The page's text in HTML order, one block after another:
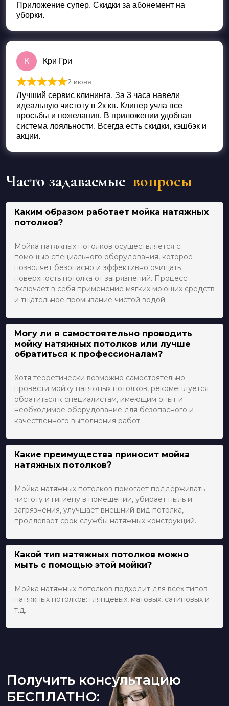
Приложение супер. Скидки за абонемент на
уборки.
К Кри Гри
Оценка
2 июня
Лучший сервис клининга. За 3 часа навели
идеальную чистоту в 2к кв. Клинер учла все
просьбы и пожелания. В приложении удобная
система лояльности. Всегда есть скидки, кэшбэк и
акции.
Часто задаваемые вопросы
Каким образом работает мойка натяжных
потолков?
Мойка натяжных потолков осуществляется с
помощью специального оборудования, которое
позволяет безопасно и эффективно очищать
поверхность потолка от загрязнений. Процесс
включает в себя применение мягких моющих средств
и тщательное промывание чистой водой.
Могу ли я самостоятельно проводить
мойку натяжных потолков или лучше
обратиться к профессионалам?
Хотя теоретически возможно самостоятельно
провести мойку натяжных потолков, рекомендуется
обратиться к специалистам, имеющим опыт и
необходимое оборудование для безопасного и
качественного выполнения работ.
Какие преимущества приносит мойка
натяжных потолков?
Мойка натяжных потолков помогает поддерживать
чистоту и гигиену в помещении, убирает пыль и
загрязнения, улучшает внешний вид потолка,
продлевает срок службы натяжных конструкций.
Какой тип натяжных потолков можно
мыть с помощью этой мойки?
Мойка натяжных потолков подходит для всех типов
натяжных потолков: глянцевых, матовых, сатиновых и
т.д.
Получить консультацию
БЕСПЛАТНО: